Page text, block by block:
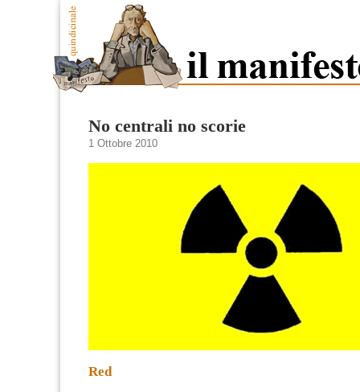
No centrali no scorie
1 Ottobre 2010
Red